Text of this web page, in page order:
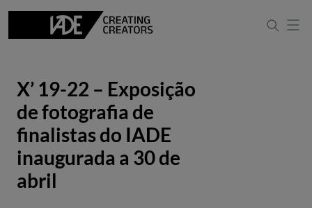
X’ 19-22 – Exposição
de fotografia de
finalistas do IADE
inaugurada a 30 de
abril